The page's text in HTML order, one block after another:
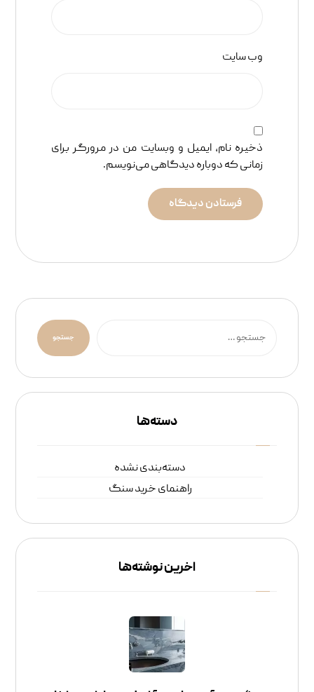
وب‌ سایت
ذخیره نام، ایمیل و وبسایت من در مرورگر برای
زمانی که دوباره دیدگاهی می‌نویسم.
فرستادن دیدگاه
جستجو
دسته‌ها
دسته‌بندی نشده
راهنمای خرید سنگ
اخرین نوشته‌ها